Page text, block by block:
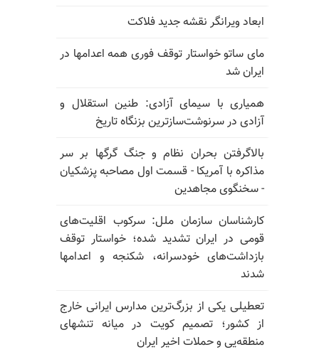
ابعاد ویرانگر نقشه جدید فلاکت
مای ساتو خواستار توقف فوری همه اعدامها در
ایران شد
همیاری با سیمای آزادی: طنین استقلال و
آزادی در سرنوشت‌سازترین بزنگاه تاریخ
بالا‌گرفتن بحران نظام و جنگ گرگها بر سر
مذاکره با آمریکا - قسمت اول مصاحبه پزشکیان
- سخنگوی مجاهدین
کارشناسان سازمان ملل: سرکوب اقلیت‌های
قومی در ایران تشدید شده؛ خواستار توقف
بازداشت‌های خودسرانه، شکنجه و اعدامها
شدند
تعطیلی یکی از بزرگ‌ترین مدارس ایرانی خارج
از کشور؛ تصمیم کویت در میانه تنشهای
منطقه‌یی و حملات اخیر ایران